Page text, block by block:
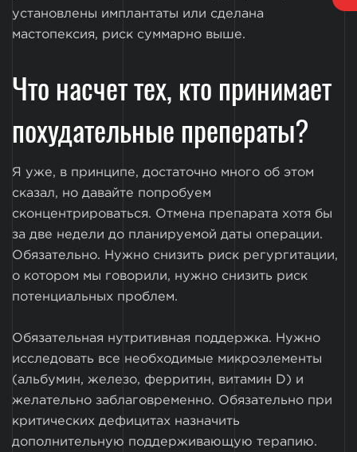
установлены имплантаты или сделана
мастопексия, риск суммарно выше.
Что насчет тех, кто принимает
похудательные преператы?
Я уже, в принципе, достаточно много об этом
сказал, но давайте попробуем
сконцентрироваться. Отмена препарата хотя бы
за две недели до планируемой даты операции.
Обязательно. Нужно снизить риск регургитации,
о котором мы говорили, нужно снизить риск
потенциальных проблем.
Обязательная нутритивная поддержка. Нужно
исследовать все необходимые микроэлементы
(альбумин, железо, ферритин, витамин D) и
желательно заблаговременно. Обязательно при
критических дефицитах назначить
дополнительную поддерживающую терапию.